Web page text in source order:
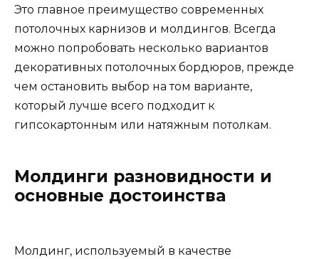
Это главное преимущество современных
потолочных карнизов и молдингов. Всегда
можно попробовать несколько вариантов
декоративных потолочных бордюров, прежде
чем остановить выбор на том варианте,
который лучше всего подходит к
гипсокартонным или натяжным потолкам.
Молдинги разновидности и
основные достоинства
Молдинг, используемый в качестве